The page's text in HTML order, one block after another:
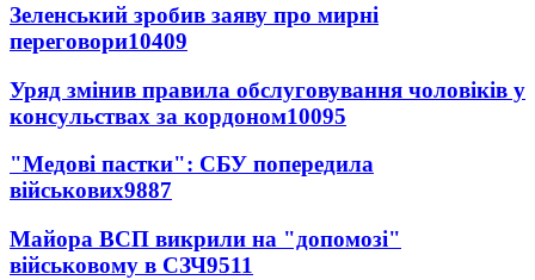
Зеленський зробив заяву про мирні
переговори10409
Уряд змінив правила обслуговування чоловіків у
консульствах за кордоном10095
"Медові пастки": СБУ попередила
військових9887
Майора ВСП викрили на "допомозі"
військовому в СЗЧ9511